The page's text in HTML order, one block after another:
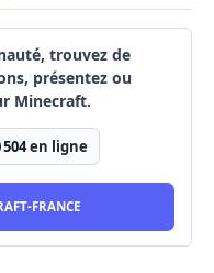
trouvez de
présentez ou
Minecraft.
504en ligne
FRANCE